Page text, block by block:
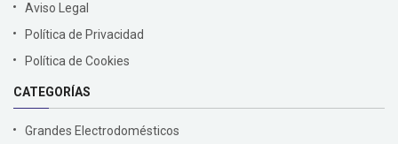
Aviso Legal
Política de Privacidad
Política de Cookies
CATEGORÍAS
Grandes Electrodomésticos